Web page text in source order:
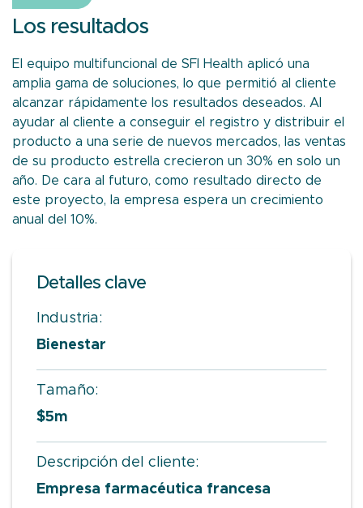
Los resultados
El equipo multifuncional de SFI Health aplicó una
amplia gama de soluciones, lo que permitió al cliente
alcanzar rápidamente los resultados deseados. Al
ayudar al cliente a conseguir el registro y distribuir el
producto a una serie de nuevos mercados, las ventas
de su producto estrella crecieron un 30% en solo un
año. De cara al futuro, como resultado directo de
este proyecto, la empresa espera un crecimiento
anual del 10%.
Detalles clave
Industria:
Bienestar
Tamaño:
$5m
Descripción del cliente:
Empresa farmacéutica francesa